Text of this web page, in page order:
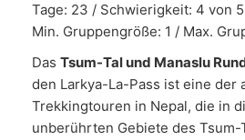
Tage: 23 / Schwierigkeit: 4 von
Min. Gruppengröße: 1 / Max.
Das Tsum-Tal und Manaslu
den Larkya-La-Pass ist eine der
Trekkingtouren in Nepal, die in
unberührten Gebiete des Tsum-